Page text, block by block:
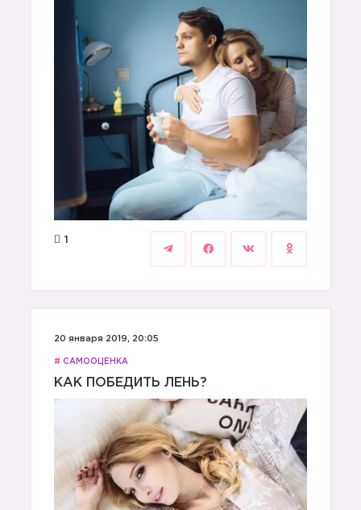
1
20 января 2019, 20:05
# САМООЦЕНКА
КАК ПОБЕДИТЬ ЛЕНЬ?